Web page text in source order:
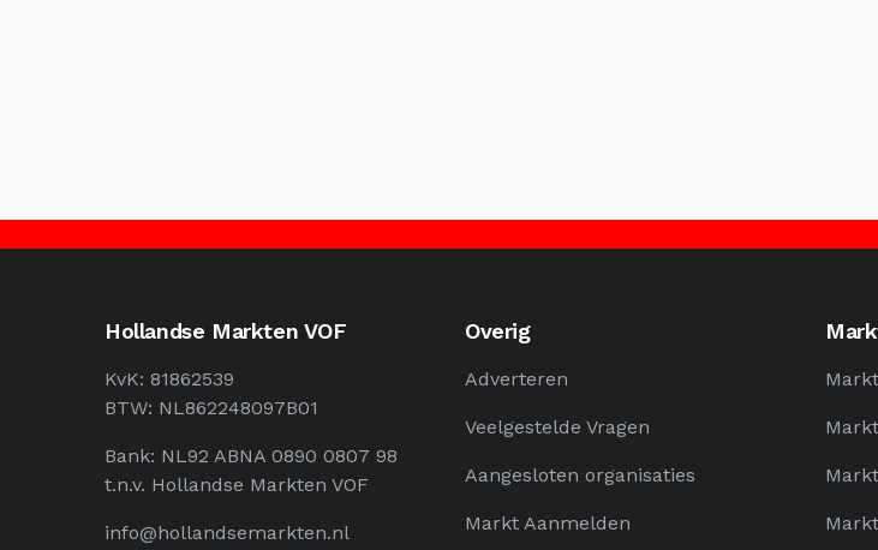
Hollandse Markten VOF
KvK: 81862539
BTW: NL862248097B01
Bank: NL92 ABNA 0890 0807 98
t.n.v. Hollandse Markten VOF
info@hollandsemarkten.nl
Overig
Adverteren
Veelgestelde Vragen
Aangesloten organisaties
Markt Aanmelden